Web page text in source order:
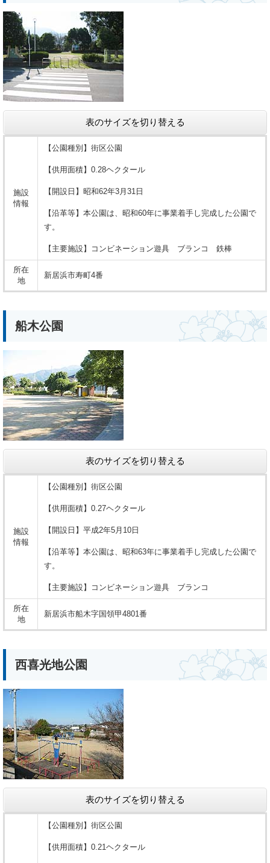
表のサイズを切り替える
施設
情報
【公園種別】街区公園
【供用面積】0.28ヘクタール
【開設日】昭和62年3月31日
【沿革等】本公園は、昭和60年に事業着手し完成した公園で
す。
【主要施設】コンビネーション遊具 ブランコ 鉄棒
所在
地
新居浜市寿町4番
船木公園
表のサイズを切り替える
施設
情報
【公園種別】街区公園
【供用面積】0.27ヘクタール
【開設日】平成2年5月10日
【沿革等】本公園は、昭和63年に事業着手し完成した公園で
す。
【主要施設】コンビネーション遊具 ブランコ
所在
地
新居浜市船木字国領甲4801番
西喜光地公園
表のサイズを切り替える
【公園種別】街区公園
【供用面積】0.21ヘクタール